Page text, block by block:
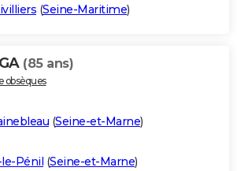
(Seine-Maritime)
(85 ans)
obsèques
(Seine-et-Marne)
le-Pénil (Seine-et-Marne)